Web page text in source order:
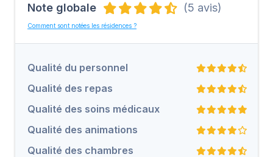
Note globale (5 avis)
Comment sont notées les résidences ?
Qualité du personnel
Qualité des repas
Qualité des soins médicaux
Qualité des animations
Qualité des chambres